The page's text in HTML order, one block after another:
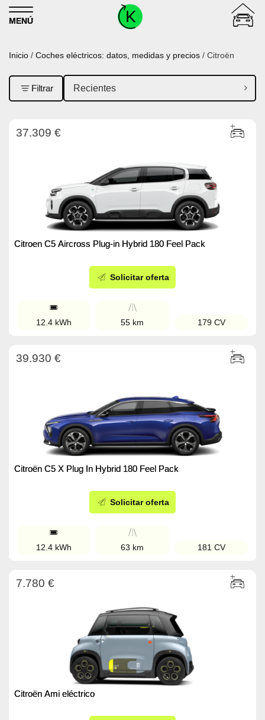
Skip to content
MENÚ
Inicio / Coches eléctricos: datos, medidas y precios / Citroën
Filtrar
37.309 €
Citroen C5 Aircross Plug-in Hybrid 180 Feel Pack
Solicitar oferta
12.4 kWh 55 km 179 CV
39.930 €
Citroën C5 X Plug In Hybrid 180 Feel Pack
Solicitar oferta
12.4 kWh 63 km 181 CV
7.780 €
Citroën Ami eléctrico